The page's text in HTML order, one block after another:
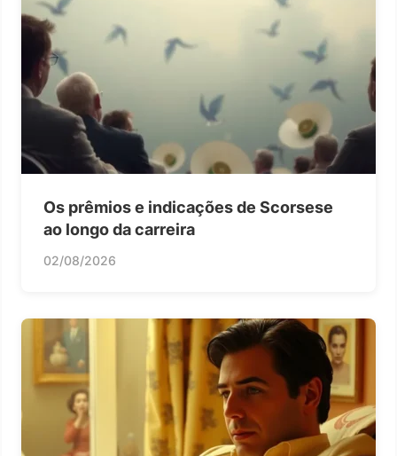
Os prêmios e indicações de Scorsese
ao longo da carreira
02/08/2026